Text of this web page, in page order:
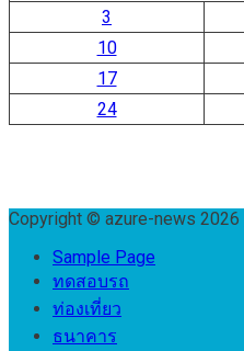
3
10
17
24
Copyright © azure-news 2026
Sample Page
ทดสอบรถ
ท่องเที่ยว
ธนาคาร